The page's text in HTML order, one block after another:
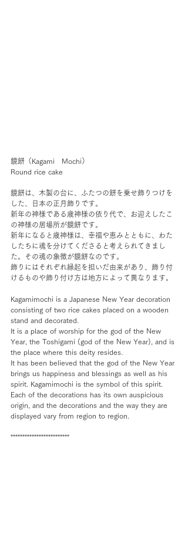
鏡餅（Kagami　Mochi）
Round rice cake
鏡餅は、木製の台に、ふたつの餅を乗せ飾りつけを
した、日本の正月飾りです。
新年の神様である歳神様の依り代で、お迎えしたこ
の神様の居場所が鏡餅です。
新年になると歳神様は、幸福や恵みとともに、わた
したちに魂を分けてくださると考えられてきまし
た。その魂の象徴が鏡餅なのです。
飾りにはそれぞれ縁起を担いだ由来があり、飾り付
けるものや飾り付け方は地方によって異なります。
Kagamimochi is a Japanese New Year decoration
consisting of two rice cakes placed on a wooden
stand and decorated.
It is a place of worship for the god of the New
Year, the Toshigami (god of the New Year), and is
the place where this deity resides.
It has been believed that the god of the New Year
brings us happiness and blessings as well as his
spirit. Kagamimochi is the symbol of this spirit.
Each of the decorations has its own auspicious
origin, and the decorations and the way they are
displayed vary from region to region.
*************************